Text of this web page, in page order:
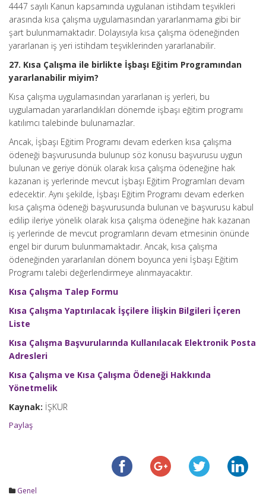
4447 sayılı Kanun kapsamında uygulanan istihdam teşvikleri
arasında kısa çalışma uygulamasından yararlanmama gibi bir
şart bulunmamaktadır. Dolayısıyla kısa çalışma ödeneğinden
yararlanan iş yeri istihdam teşviklerinden yararlanabilir.
27. Kısa Çalışma ile birlikte İşbaşı Eğitim Programından
yararlanabilir miyim?
Kısa çalışma uygulamasından yararlanan iş yerleri, bu
uygulamadan yararlandıkları dönemde işbaşı eğitim programı
katılımcı talebinde bulunamazlar.
Ancak, İşbaşı Eğitim Programı devam ederken kısa çalışma
ödeneği başvurusunda bulunup söz konusu başvurusu uygun
bulunan ve geriye dönük olarak kısa çalışma ödeneğine hak
kazanan iş yerlerinde mevcut İşbaşı Eğitim Programları devam
edecektir. Aynı şekilde, İşbaşı Eğitim Programı devam ederken
kısa çalışma ödeneği başvurusunda bulunan ve başvurusu kabul
edilip ileriye yönelik olarak kısa çalışma ödeneğine hak kazanan
iş yerlerinde de mevcut programların devam etmesinin önünde
engel bir durum bulunmamaktadır. Ancak, kısa çalışma
ödeneğinden yararlanılan dönem boyunca yeni İşbaşı Eğitim
Programı talebi değerlendirmeye alınmayacaktır.
Kısa Çalışma Talep Formu
Kısa Çalışma Yaptırılacak İşçilere İlişkin Bilgileri İçeren
Liste
Kısa Çalışma Başvurularında Kullanılacak Elektronik Posta
Adresleri
Kısa Çalışma ve Kısa Çalışma Ödeneği Hakkında
Yönetmelik
Kaynak: İŞKUR
Paylaş
Genel